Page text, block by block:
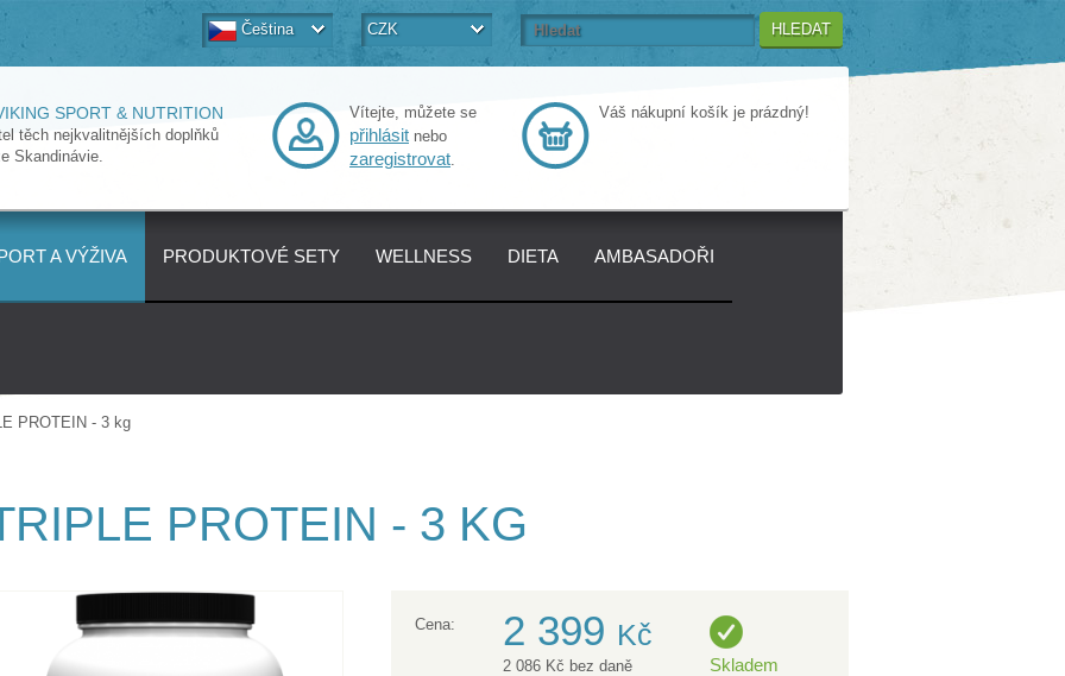
Čeština CZK HLEDAT
SPORT & NUTRITION
těch nejkvalitnějších doplňků
Skandinávie.
Vítejte, můžete se
přihlásit nebo
zaregistrovat.
Váš nákupní košík je prázdný!
A VÝŽIVA PRODUKTOVÉ SETY WELLNESS DIETA AMBASADOŘI
PROTEIN - 3 kg
PROTEIN - 3 KG
Cena: 2 399 Kč
2 086 Kč bez daně Skladem